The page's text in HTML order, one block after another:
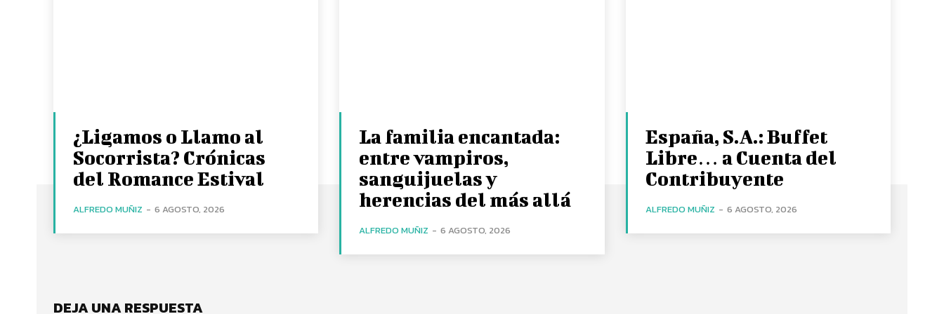
¿Ligamos o Llamo al
Socorrista? Crónicas
del Romance Estival
ALFREDO MUÑIZ - 6 AGOSTO, 2026
La familia encantada:
entre vampiros,
sanguijuelas y
herencias del más allá
ALFREDO MUÑIZ - 6 AGOSTO, 2026
España, S.A.: Buffet
Libre… a Cuenta del
Contribuyente
ALFREDO MUÑIZ - 6 AGOSTO, 2026
DEJA UNA RESPUESTA